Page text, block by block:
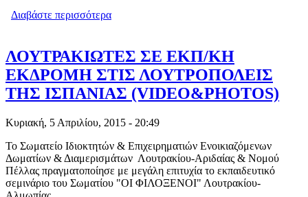
Διαβάστε περισσότερα
ΛΟΥΤΡΑΚΙΩΤΕΣ ΣΕ ΕΚΠ/ΚΗ
ΕΚΔΡΟΜΗ ΣΤΙΣ ΛΟΥΤΡΟΠΟΛΕΙΣ
ΤΗΣ ΙΣΠΑΝΙΑΣ (VIDEO&PHOTOS)
Κυριακή, 5 Απριλίου, 2015 - 20:49
Το Σωματείο Ιδιοκτητών & Επιχειρηματιών Ενοικιαζόμενων
Δωματίων & Διαμερισμάτων Λουτρακίου-Αριδαίας & Νομού
Πέλλας πραγματοποίησε με μεγάλη επιτυχία το εκπαιδευτικό
σεμινάριο του Σωματίου "ΟΙ ΦΙΛΟΞΕΝΟΙ" Λουτρακίου-